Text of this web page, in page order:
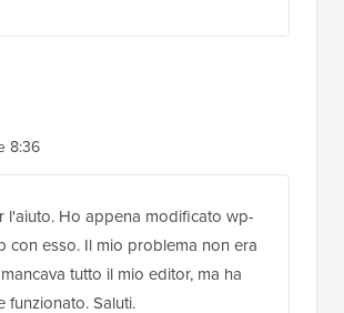
8:36
l'aiuto. Ho appena modificato wp-
con esso. Il mio problema non era
tutto il mio editor, ma ha
funzionato. Saluti.